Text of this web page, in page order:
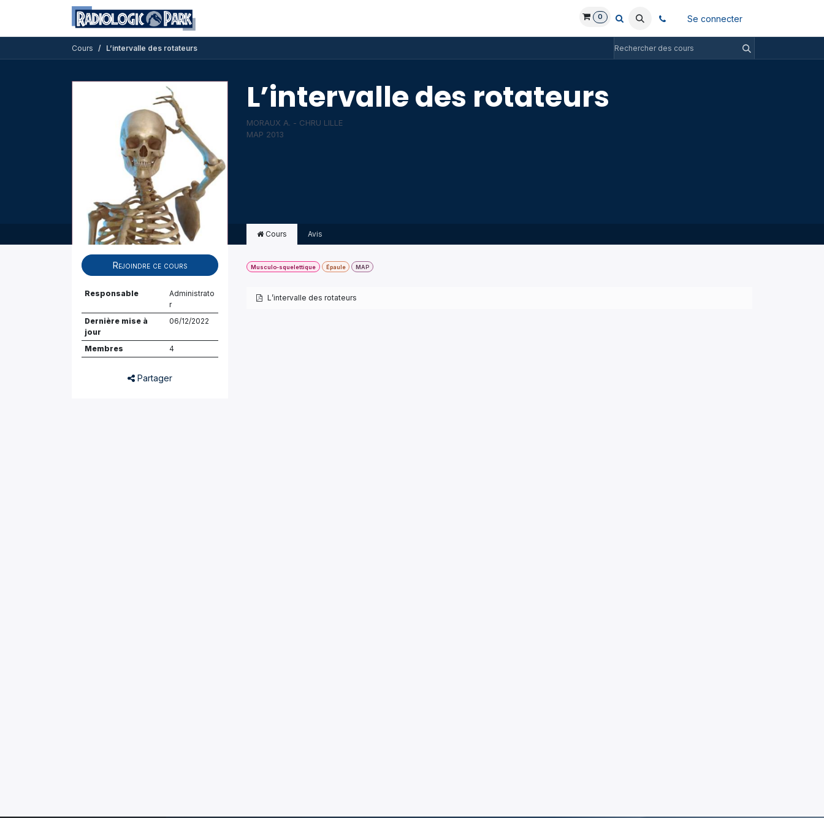
Se rendre au contenu
0 Se connecter
Cours L’intervalle des rotateurs
L’intervalle des rotateurs
MORAUX A. - CHRU LILLE
MAP 2013
Rejoindre ce cours
Responsable
Administrato
r
Dernière mise à
jour
06/12/2022
Membres 4
Partager
Cours Avis
Musculo-squelettique Épaule MAP
L’intervalle des rotateurs